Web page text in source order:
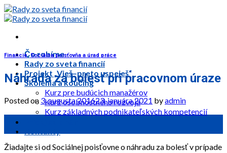
Skip
to
Čo robíme
Rady zo sveta financií
Projekt „Vieš–preto uspeješ“
Školenia a koučing
Kurz pre budúcich manažérov
Kurz osobnostného rozvoja
Kurz základných podnikateľských kompetencií
Financie,Sociálna poisťovňa a úrad práce
Náhrada za bolesť pri pracovnom úraze
Posted on 3. augusta 201623. januára 2021 byadmin
aug
Žiadajte si od Sociálnej poisťovne o náhradu za bolesť v prípade